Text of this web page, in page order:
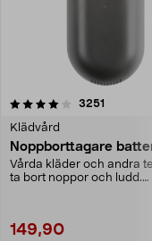
3251
Klädvård
Noppborttagare
Vårda kläder och andra
ta bort noppor och ludd.
149,90
4.5av 5 stjärnor